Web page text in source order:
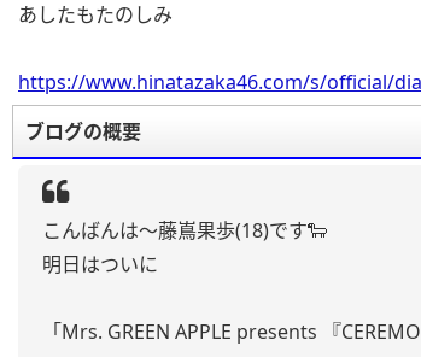
あしたもたのしみ
https://www.hinatazaka46.com/s/official/
ブログの概要
こんばんは〜藤嶌果歩(18)です🐑
明日はついに
「Mrs. GREEN APPLE presents 『